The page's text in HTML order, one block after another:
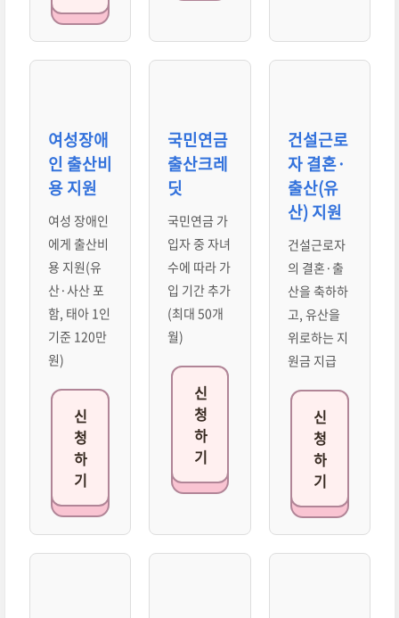
여성장애
인 출산비
용 지원
여성 장애인
에게 출산비
용 지원(유
산·사산 포
함, 태아 1인
기준 120만
원)
신
청
하
기
국민연금
출산크레
딧
국민연금 가
입자 중 자녀
수에 따라 가
입 기간 추가
(최대 50개
월)
신
청
하
기
건설근로
자 결혼·
출산(유
산) 지원
건설근로자
의 결혼·출
산을 축하하
고, 유산을
위로하는 지
원금 지급
신
청
하
기